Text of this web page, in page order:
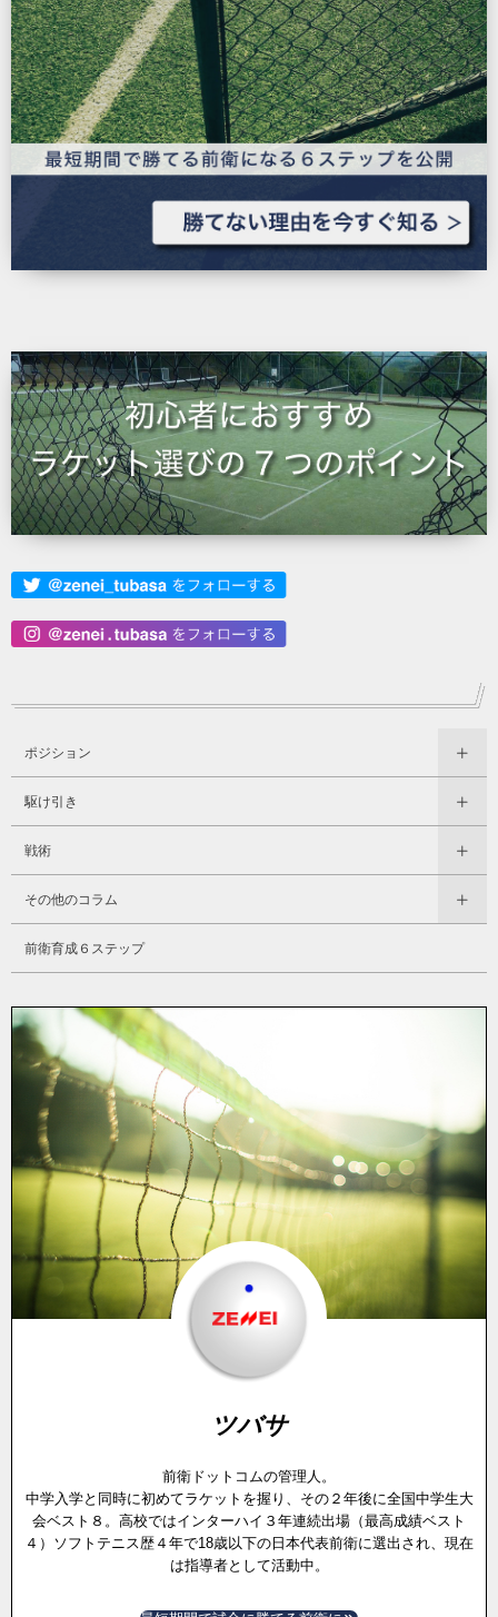
ポジション
駆け引き
戦術
その他のコラム
前衛育成６ステップ
ツバサ
前衛ドットコムの管理人。
中学入学と同時に初めてラケットを握り、その２年後に全国中学生大
会ベスト８。高校ではインターハイ３年連続出場（最高成績ベスト
４）ソフトテニス歴４年で18歳以下の日本代表前衛に選出され、現在
は指導者として活動中。